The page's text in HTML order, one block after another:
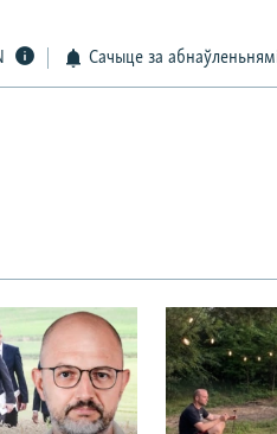
Сачыце за